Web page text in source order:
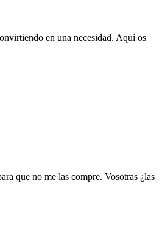
en una necesidad. Aquí os
que no me las compre. Vosotras ¿las